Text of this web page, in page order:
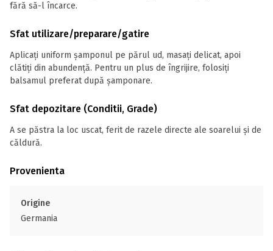
fără să-l încarce.
Sfat utilizare/preparare/gatire
Aplicați uniform șamponul pe părul ud, masați delicat, apoi
clătiți din abundență. Pentru un plus de îngrijire, folosiți
balsamul preferat după șamponare.
Sfat depozitare (Conditii, Grade)
A se păstra la loc uscat, ferit de razele directe ale soarelui și de
căldură.
Provenienta
Origine
Germania